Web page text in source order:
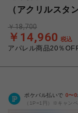
（アクリルス
アパレル商品20％
￥14,960 税込
￥18,700
ポケパル払いで 0〜0
（1P=1円）※キャンペ